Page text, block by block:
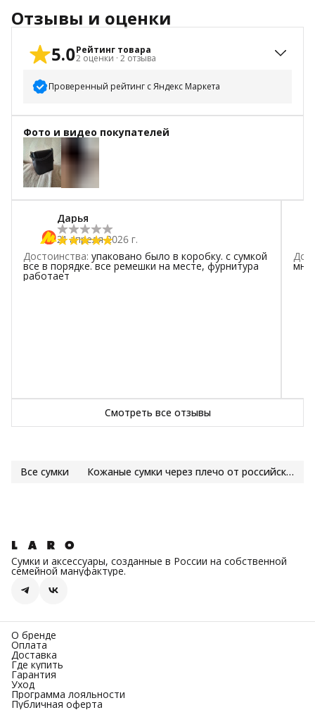
Отзывы и оценки
5.0Рейтинг товара
2 оценки · 2 отзыва
Проверенный рейтинг с Яндекс Маркета
5 звёзд
2
4 звезды
звезды
2 звезды
звезда
Фото и видео покупателей
Дарья
21 апреля 2026 г.
Достоинства: упаковано было в коробку. с сумкой
все в порядке. все ремешки на месте, фурнитура
работает
мне
Смотреть все отзывы
Все сумки Кожаные сумки через плечо от российского бренда LARO
Сумки и аксессуары, созданные в России на собственной
семейной мануфактуре.
О бренде
Оплата
Доставка
Где купить
Гарантия
Уход
Программа лояльности
Публичная оферта